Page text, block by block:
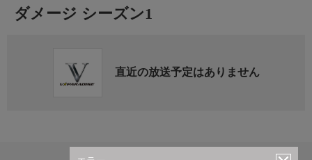
ダメージ シーズン1
直近の放送予定はありません